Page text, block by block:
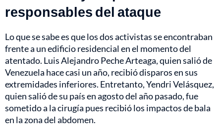
responsables del ataque
Lo que se sabe es que los dos activistas se encontraban
frente a un edificio residencial en el momento del
atentado. Luis Alejandro Peche Arteaga, quien salió de
Venezuela hace casi un año, recibió disparos en sus
extremidades inferiores. Entretanto, Yendri Velásquez,
quien salió de su país en agosto del año pasado, fue
sometido a la cirugía pues recibió los impactos de bala
en la zona del abdomen.